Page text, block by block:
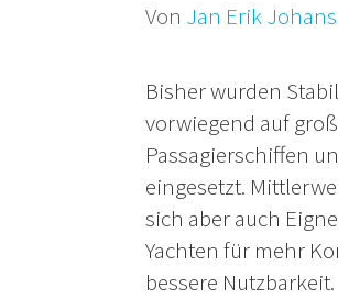
Von Jan Erik
Bisher wurden
vorwiegend auf
Passagierschiffen
eingesetzt.
sich aber auch
Yachten für mehr
bessere Nutzbarkeit.